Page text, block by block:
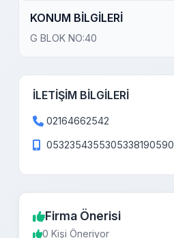
KONUM BİLGİLERİ
G BLOK NO:40
İLETİŞİM BİLGİLERİ
02164662542
0532354355305338190590
Firma Önerisi
0 Kişi Öneriyor